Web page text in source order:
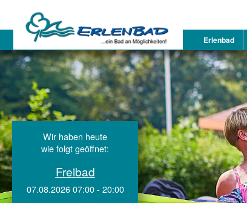
Erlenbad
Wir haben heute
wie folgt geöffnet:
Freibad
07.08.2026 07:00 - 20:00